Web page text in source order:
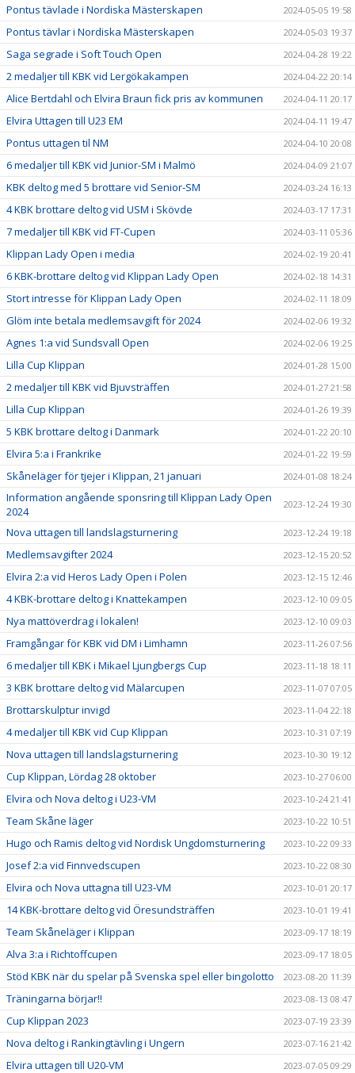
Pontus tävlade i Nordiska Mästerskapen 2024-05-05 19:58
Pontus tävlar i Nordiska Mästerskapen 2024-05-03 19:37
Saga segrade i Soft Touch Open 2024-04-28 19:22
2 medaljer till KBK vid Lergökakampen 2024-04-22 20:14
Alice Bertdahl och Elvira Braun fick pris av kommunen 2024-04-11 20:17
Elvira Uttagen till U23 EM 2024-04-11 19:47
Pontus uttagen til NM 2024-04-10 20:08
6 medaljer till KBK vid Junior-SM i Malmö 2024-04-09 21:07
KBK deltog med 5 brottare vid Senior-SM 2024-03-24 16:13
4 KBK brottare deltog vid USM i Skövde 2024-03-17 17:31
7 medaljer till KBK vid FT-Cupen 2024-03-11 05:36
Klippan Lady Open i media 2024-02-19 20:41
6 KBK-brottare deltog vid Klippan Lady Open 2024-02-18 14:31
Stort intresse för Klippan Lady Open 2024-02-11 18:09
Glöm inte betala medlemsavgift för 2024 2024-02-06 19:32
Agnes 1:a vid Sundsvall Open 2024-02-06 19:25
Lilla Cup Klippan 2024-01-28 15:00
2 medaljer till KBK vid Bjuvsträffen 2024-01-27 21:58
Lilla Cup Klippan 2024-01-26 19:39
5 KBK brottare deltog i Danmark 2024-01-22 20:10
Elvira 5:a i Frankrike 2024-01-22 19:59
Skåneläger för tjejer i Klippan, 21 januari 2024-01-08 18:24
Information angående sponsring till Klippan Lady Open
2024
2023-12-24 19:30
Nova uttagen till landslagsturnering 2023-12-24 19:18
Medlemsavgifter 2024 2023-12-15 20:52
Elvira 2:a vid Heros Lady Open i Polen 2023-12-15 12:46
4 KBK-brottare deltog i Knattekampen 2023-12-10 09:05
Nya mattöverdrag i lokalen! 2023-12-10 09:03
Framgångar för KBK vid DM i Limhamn 2023-11-26 07:56
6 medaljer till KBK i Mikael Ljungbergs Cup 2023-11-18 18:11
3 KBK brottare deltog vid Mälarcupen 2023-11-07 07:05
Brottarskulptur invigd 2023-11-04 22:18
4 medaljer till KBK vid Cup Klippan 2023-10-31 07:19
Nova uttagen till landslagsturnering 2023-10-30 19:12
Cup Klippan, Lördag 28 oktober 2023-10-27 06:00
Elvira och Nova deltog i U23-VM 2023-10-24 21:41
Team Skåne läger 2023-10-22 10:51
Hugo och Ramis deltog vid Nordisk Ungdomsturnering 2023-10-22 09:33
Josef 2:a vid Finnvedscupen 2023-10-22 08:30
Elvira och Nova uttagna till U23-VM 2023-10-01 20:17
14 KBK-brottare deltog vid Öresundsträffen 2023-10-01 19:41
Team Skåneläger i Klippan 2023-09-17 18:19
Alva 3:a i Richtoffcupen 2023-09-17 18:05
Stöd KBK när du spelar på Svenska spel eller bingolotto 2023-08-20 11:39
Träningarna börjar!! 2023-08-13 08:47
Cup Klippan 2023 2023-07-19 23:39
Nova deltog i Rankingtävling i Ungern 2023-07-16 21:42
Elvira uttagen till U20-VM 2023-07-05 09:29